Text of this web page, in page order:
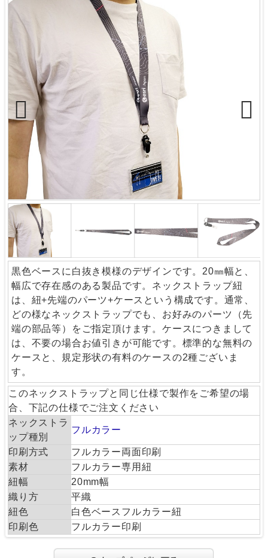
Previous
黒色ベースに白抜き模様のデザインです。20㎜幅と、
幅広で存在感のある製品です。ネックストラップ紐
は、紐+先端のパーツ+ケースという構成です。通常、
どの様なネックストラップでも、お好みのパーツ（先
端の部品等）をご指定頂けます。ケースにつきまして
は、不要の場合お値引きが可能です。標準的な無料の
ケースと、規定形状の有料のケースの2種ございま
す。
このネックストラップと同じ仕様で製作をご希望の場
合、下記の仕様でご注文ください
ネックストラ
ップ種別
フルカラー
印刷方式
フルカラー両面印刷
素材
フルカラー専用紐
紐幅
20mm幅
織り方
平織
紐色
白色ベースフルカラー紐
印刷色
フルカラー印刷